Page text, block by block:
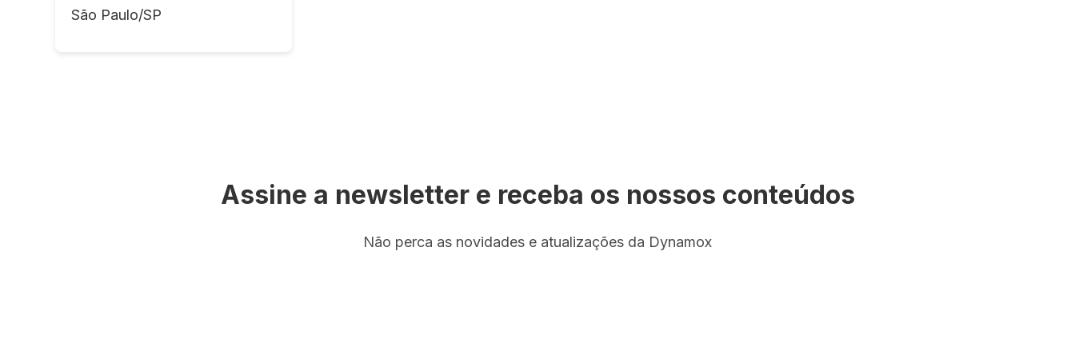
São Paulo/SP
Assine a newsletter e receba os nossos conteúdos
Não perca as novidades e atualizações da Dynamox